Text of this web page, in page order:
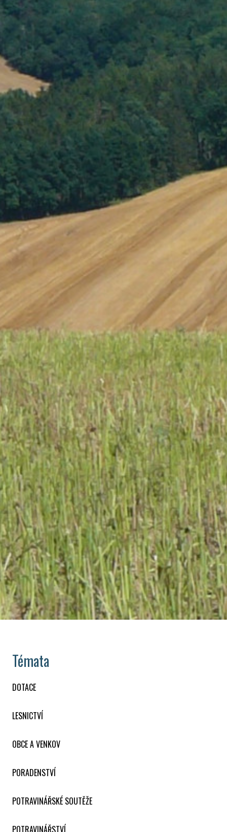
Témata
DOTACE
LESNICTVÍ
OBCE A VENKOV
PORADENSTVÍ
POTRAVINÁŘSKÉ SOUTĚŽE